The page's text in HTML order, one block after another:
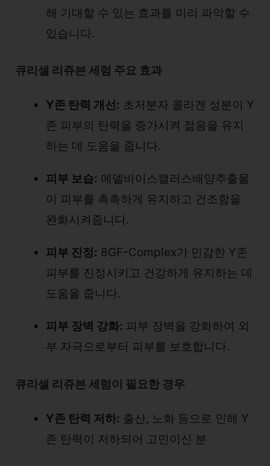
해 기대할 수 있는 효과를 미리 파악할 수
있습니다.
큐리셀 리쥬븐 세럼 주요 효과
Y존 탄력 개선: 초저분자 콜라겐 성분이 Y
존 피부의 탄력을 증가시켜 젊음을 유지
하는 데 도움을 줍니다.
피부 보습: 에델바이스캘러스배양추출물
이 피부를 촉촉하게 유지하고 건조함을
완화시켜줍니다.
피부 진정: 8GF-Complex가 민감한 Y존
피부를 진정시키고 건강하게 유지하는 데
도움을 줍니다.
피부 장벽 강화: 피부 장벽을 강화하여 외
부 자극으로부터 피부를 보호합니다.
큐리셀 리쥬븐 세럼이 필요한 경우
Y존 탄력 저하: 출산, 노화 등으로 인해 Y
존 탄력이 저하되어 고민이신 분